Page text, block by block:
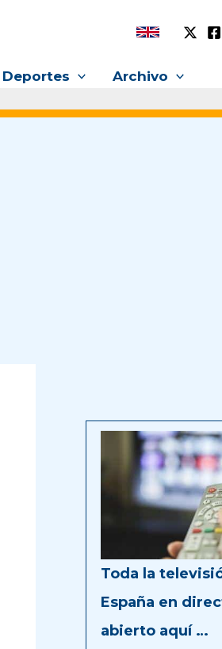
Deportes Archivo
Toda la
España en
abierto aquí …